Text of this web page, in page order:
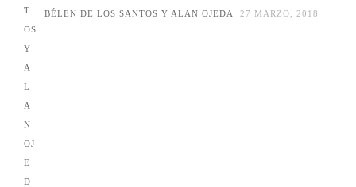
BÉLEN DE LOS SANTOS Y ALAN OJEDA 27 MARZO, 2018